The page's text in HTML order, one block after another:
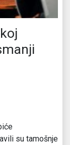
su tamošnje